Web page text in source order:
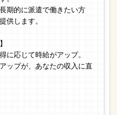
期的に派遣で働きたい方
供します。
に応じて時給がアップ。
ップが、あなたの収入に直